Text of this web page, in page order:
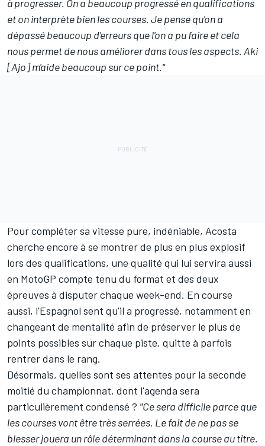
à progresser. On a beaucoup progressé en qualifications
et on interprète bien les courses. Je pense qu'on a
dépassé beaucoup d'erreurs que l'on a pu faire et cela
nous permet de nous améliorer dans tous les aspects. Aki
[Ajo] m'aide beaucoup sur ce point."
Pour compléter sa vitesse pure, indéniable, Acosta
cherche encore à se montrer de plus en plus explosif
lors des qualifications, une qualité qui lui servira aussi
en MotoGP compte tenu du format et des deux
épreuves à disputer chaque week-end. En course
aussi, l'Espagnol sent qu'il a progressé, notamment en
changeant de mentalité afin de préserver le plus de
points possibles sur chaque piste, quitte à parfois
rentrer dans le rang.
Désormais, quelles sont ses attentes pour la seconde
moitié du championnat, dont l'agenda sera
particulièrement condensé ? "Ce sera difficile parce que
les courses vont être très serrées. Le fait de ne pas se
blesser jouera un rôle déterminant dans la course au titre.